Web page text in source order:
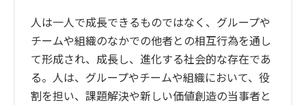
人は一人で成長できるものではなく、グループや
チームや組織のなかでの他者との相互行為を通し
て形成され、成長し、進化する社会的な存在であ
る。人は、グループやチームや組織において、役
割を担い、課題解決や新しい価値創造の当事者と